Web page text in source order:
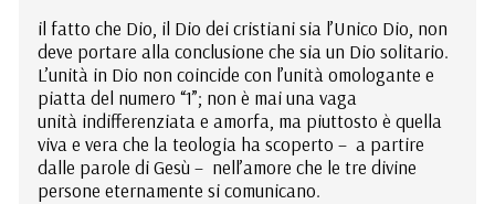
il fatto che Dio, il Dio dei cristiani sia l’Unico Dio, non
deve portare alla conclusione che sia un Dio solitario.
L’unità in Dio non coincide con l’unità omologante e
piatta del numero “1”; non è mai una vaga
unità indifferenziata e amorfa, ma piuttosto è quella
viva e vera che la teologia ha scoperto – a partire
dalle parole di Gesù – nell’amore che le tre divine
persone eternamente si comunicano.